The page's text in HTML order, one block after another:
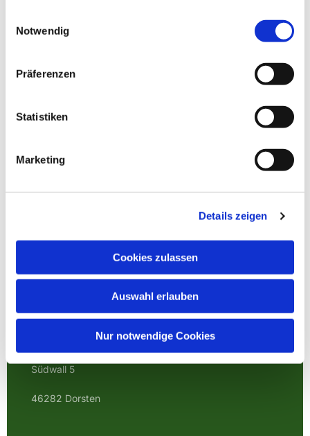
Notwendig
Präferenzen
Statistiken
Marketing
Details zeigen
Cookies zulassen
Auswahl erlauben
Nur notwendige Cookies
EVANGELISCHE
KIRCHENGEMEINDE
DORSTEN
Südwall 5
46282 Dorsten